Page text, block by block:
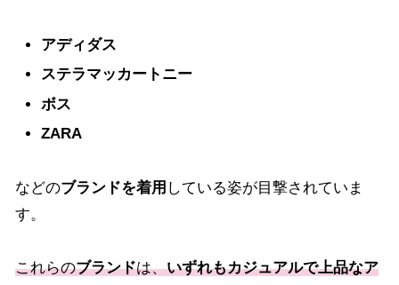
アディダス
ステラマッカートニー
ボス
ZARA
などのブランドを着用 している姿が目撃されていま
す。
これらのブランドは、いずれもカジュアルで上品なア